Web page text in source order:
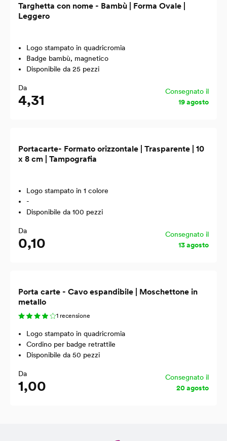
Targhetta con nome - Bambù | Forma Ovale |
Leggero
Logo stampato in quadricromia
Badge bambù, magnetico
Disponibile da 25 pezzi
Da
4,31
Consegnato il
19 agosto
Portacarte- Formato orizzontale | Trasparente | 10
x 8 cm | Tampografia
Logo stampato in 1 colore
-
Disponibile da 100 pezzi
Da
0,10
Consegnato il
13 agosto
Porta carte - Cavo espandibile | Moschettone in
metallo
1 recensione
Logo stampato in quadricromia
Cordino per badge retrattile
Disponibile da 50 pezzi
Da
1,00
Consegnato il
20 agosto